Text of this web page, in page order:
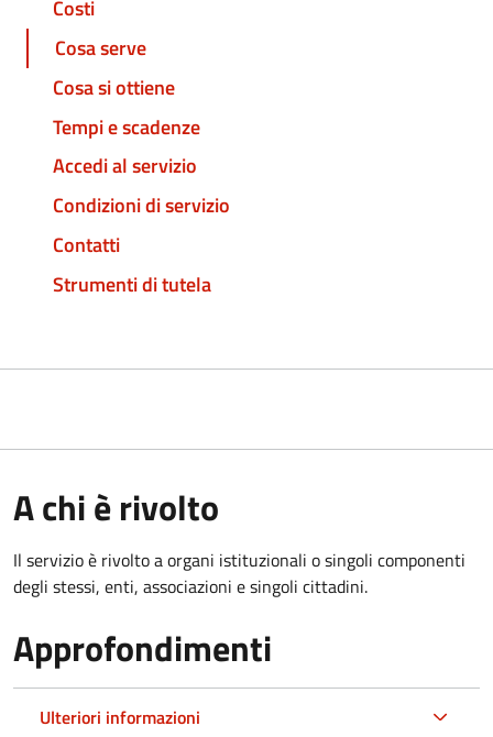
Costi
Cosa serve
Cosa si ottiene
Tempi e scadenze
Accedi al servizio
Condizioni di servizio
Contatti
Strumenti di tutela
A chi è rivolto
Il servizio è rivolto a organi istituzionali o singoli componenti
degli stessi, enti, associazioni e singoli cittadini.
Approfondimenti
Ulteriori informazioni